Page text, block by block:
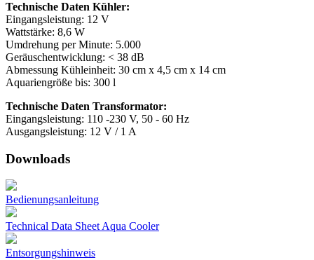
Technische Daten Kühler:
Eingangsleistung: 12 V
Wattstärke: 8,6 W
Umdrehung per Minute: 5.000
Geräuschentwicklung: < 38 dB
Abmessung Kühleinheit: 30 cm x 4,5 cm x 14 cm
Aquariengröße bis: 300 l
Technische Daten Transformator:
Eingangsleistung: 110 -230 V, 50 - 60 Hz
Ausgangsleistung: 12 V / 1 A
Downloads
Bedienungsanleitung
Technical Data Sheet Aqua Cooler
Entsorgungshinweis